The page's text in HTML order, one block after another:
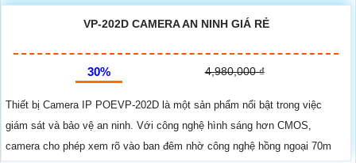
VP-202D CAMERA AN NINH GIÁ RẺ
30% 4,980,000 ₫
Thiết bị Camera IP POEVP-202D là một sản phẩm nổi bật trong việc
giám sát và bảo vệ an ninh. Với công nghệ hình sáng hơn CMOS,
camera cho phép xem rõ vào ban đêm nhờ công nghệ hồng ngoại 70m